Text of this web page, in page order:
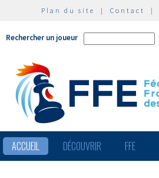
Plan du site | Contact |
Rechercher un joueur
ACCUEIL DÉCOUVRIR FFE